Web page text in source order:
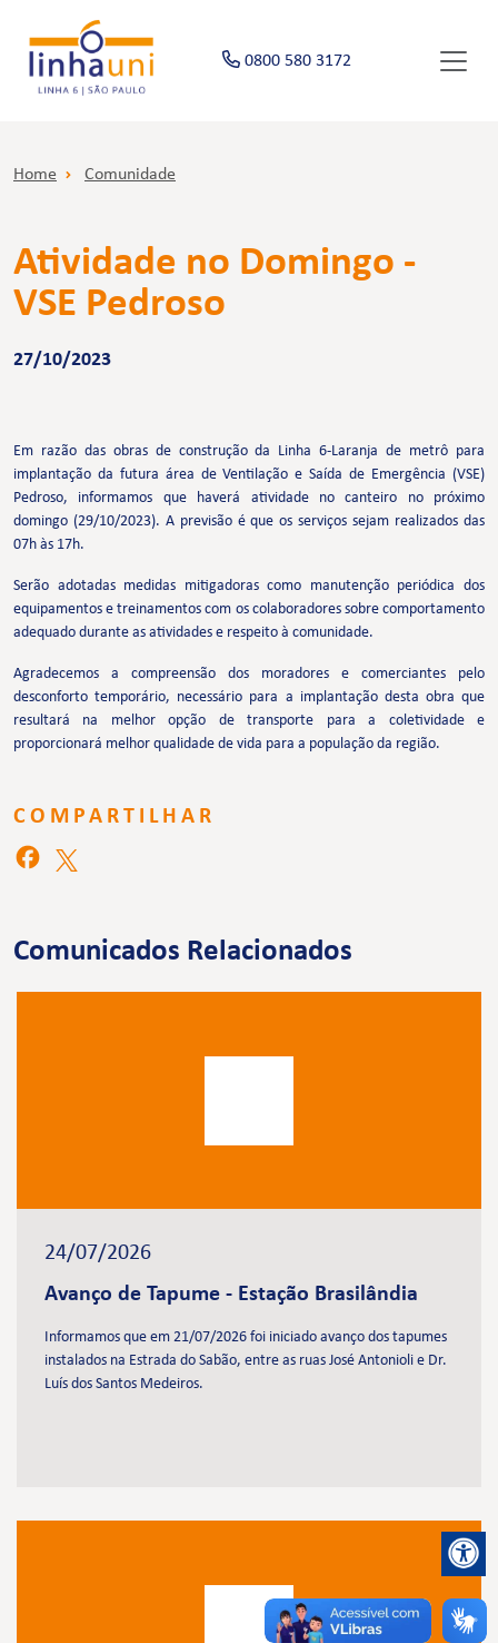
0800 580 3172
Home Comunidade
Atividade no Domingo -
VSE Pedroso
27/10/2023
Em razão das obras de construção da Linha 6-Laranja de metrô para
implantação da futura área de Ventilação e Saída de Emergência (VSE)
Pedroso, informamos que haverá atividade no canteiro no próximo
domingo (29/10/2023). A previsão é que os serviços sejam realizados das
07h às 17h.
Serão adotadas medidas mitigadoras como manutenção periódica dos
equipamentos e treinamentos com os colaboradores sobre comportamento
adequado durante as atividades e respeito à comunidade.
Agradecemos a compreensão dos moradores e comerciantes pelo
desconforto temporário, necessário para a implantação desta obra que
resultará na melhor opção de transporte para a coletividade e
proporcionará melhor qualidade de vida para a população da região.
COMPARTILHAR
Comunicados Relacionados
24/07/2026
Avanço de Tapume - Estação Brasilândia
Informamos que em 21/07/2026 foi iniciado avanço dos tapumes
instalados na Estrada do Sabão, entre as ruas José Antonioli e Dr.
Luís dos Santos Medeiros.